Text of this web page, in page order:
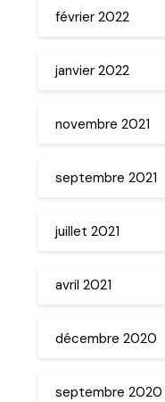
février 2022
janvier 2022
novembre 2021
septembre 2021
juillet 2021
avril 2021
décembre 2020
septembre 2020